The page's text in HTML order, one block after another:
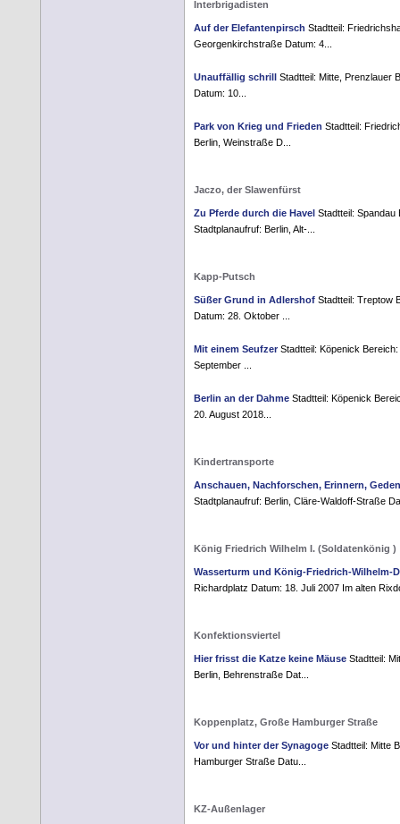
Interbrigadisten
Auf der Elefantenpirsch Stadtteil:
Georgenkirchstraße Datum: 4...
Unauffällig schrill Stadtteil: Mitte, Prenzlauer
Datum: 10...
Park von Krieg und Frieden Stadtteil:
Berlin, Weinstraße D...
Jaczo, der Slawenfürst
Zu Pferde durch die Havel Stadtteil:
Stadtplanaufruf: Berlin, Alt-...
Kapp-Putsch
Süßer Grund in Adlershof Stadtteil: Treptow
Datum: 28. Oktober ...
Mit einem Seufzer Stadtteil: Köpenick
September ...
Berlin an der Dahme Stadtteil: Köpenick
20. August 2018...
Kindertransporte
Anschauen, Nachforschen, Erinnern,
Stadtplanaufruf: Berlin, Cläre-Waldoff-Straße
König Friedrich Wilhelm I. (Soldatenkönig )
Wasserturm und König-Friedrich-Wilhelm-
Richardplatz Datum: 18. Juli 2007 Im alten
Konfektionsviertel
Hier frisst die Katze keine Mäuse Stadtteil:
Berlin, Behrenstraße Dat...
Koppenplatz, Große Hamburger Straße
Vor und hinter der Synagoge Stadtteil: Mitte
Hamburger Straße Datu...
KZ-Außenlager